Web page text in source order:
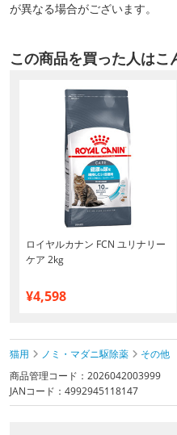
が異なる場合がございます。
この商品を買った人は
ロイヤルカナン FCN ユリナリー
ケア 2kg
¥4,598
猫用 ノミ・マダニ駆除薬
その他
商品管理コード：2026042003999
JANコード：4992945118147